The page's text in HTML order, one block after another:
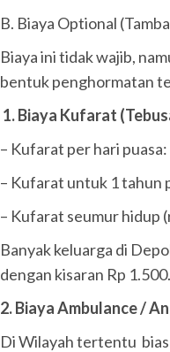
B. Biaya Optional
Biaya ini tidak wajib,
bentuk penghormatan
1. Biaya Kufarat
– Kufarat per hari
– Kufarat untuk 1 tahun
– Kufarat seumur hidup
Banyak keluarga di
dengan kisaran Rp
2. Biaya Ambulance /
Di Wilayah tertentu